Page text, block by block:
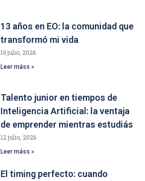
13 años en EO: la comunidad que
transformó mi vida
16 julio, 2026
Leer máss »
Talento junior en tiempos de
Inteligencia Artificial: la ventaja
de emprender mientras estudiás
12 julio, 2026
Leer máss »
El timing perfecto: cuando